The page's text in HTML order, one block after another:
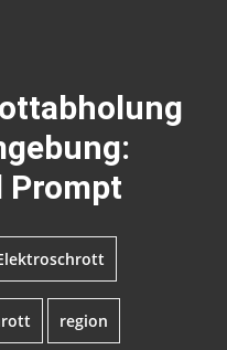
Prompt
region